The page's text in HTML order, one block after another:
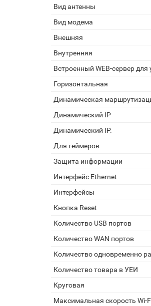
Вид антенны
Вид модема
Внешняя
Внутренняя
Встроенный WEB-сервер для
Горизонтальная
Динамическая
Динамический IP
Динамический IP.
Для геймеров
Защита информации
Интерфейс Ethernet
Интерфейсы
Кнопка Reset
Количество USB портов
Количество WAN портов
Количество одновременно
Количество товара в УЕИ
Круговая
Максимальная скорость Wi-